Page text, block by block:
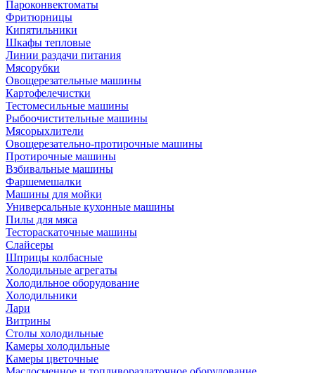
Пароконвектоматы
Фритюрницы
Кипятильники
Шкафы тепловые
Линии раздачи питания
Мясорубки
Овощерезательные машины
Картофелечистки
Тестомесильные машины
Рыбоочистительные машины
Мясорыхлители
Овощерезательно-протирочные машины
Протирочные машины
Взбивальные машины
Фаршемешалки
Машины для мойки
Универсальные кухонные машины
Пилы для мяса
Тестораскаточные машины
Слайсеры
Шприцы колбасные
Холодильные агрегаты
Холодильное оборудование
Холодильники
Лари
Витрины
Столы холодильные
Камеры холодильные
Камеры цветочные